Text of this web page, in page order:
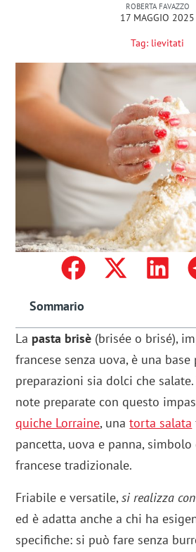
ROBERTA FAVAZZO
17 MAGGIO 2025
Tag: lievitati
Sommario
La pasta brisè (brisée o brisé),
francese senza uova, è una
preparazioni sia dolci che
note preparate con questo
quiche Lorraine, unatorta salata
pancetta, uova e panna,
francese tradizionale.
Friabile e versatile,si realizza
ed è adatta anche a chi ha
specifiche: si può fare senza